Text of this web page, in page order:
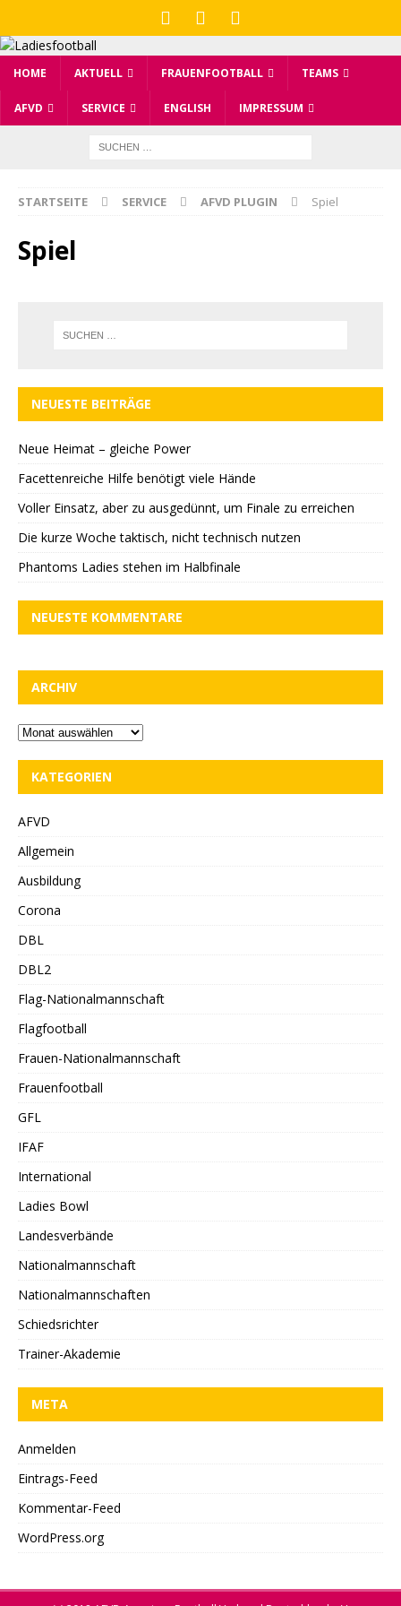
HOME AKTUELL FRAUENFOOTBALL TEAMS
AFVD SERVICE ENGLISH IMPRESSUM
STARTSEITE SERVICE AFVD PLUGIN Spiel
Spiel
NEUESTE BEITRÄGE
Neue Heimat – gleiche Power
Facettenreiche Hilfe benötigt viele Hände
Voller Einsatz, aber zu ausgedünnt, um Finale zu erreichen
Die kurze Woche taktisch, nicht technisch nutzen
Phantoms Ladies stehen im Halbfinale
NEUESTE KOMMENTARE
ARCHIV
KATEGORIEN
AFVD
Allgemein
Ausbildung
Corona
DBL
DBL2
Flag-Nationalmannschaft
Flagfootball
Frauen-Nationalmannschaft
Frauenfootball
GFL
IFAF
International
Ladies Bowl
Landesverbände
Nationalmannschaft
Nationalmannschaften
Schiedsrichter
Trainer-Akademie
META
Anmelden
Eintrags-Feed
Kommentar-Feed
WordPress.org